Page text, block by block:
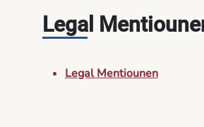
Legal
Legal Mentiounen